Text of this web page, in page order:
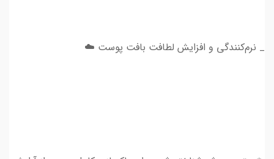
_ نرم‌کنندگی و افزایش لطافت بافت پوست ☁️